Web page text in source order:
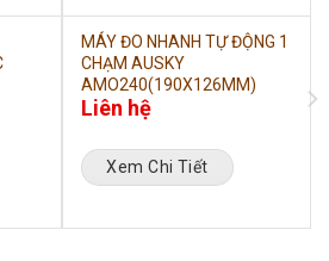
MÁY ĐO NHANH TỰ ĐỘNG 1
CHẠM AUSKY
AMO240(190X126MM)
Liên hệ
Xem Chi Tiết